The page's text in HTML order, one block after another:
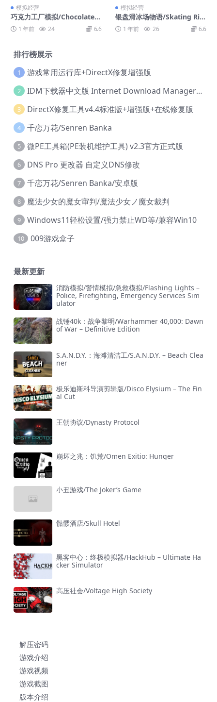
模拟经营
巧克力工厂模拟/Chocolate F
actory Simulator
1 年前 24 6.6
模拟经营
银盘滑冰场物语/Skating Rin
k Story
1 年前 26 6.6
排行榜展示
1 游戏常用运行库+DirectX修复增强版
2 IDM下载器中文版 Internet Download Manager v6.42.36 IDM
3 DirectX修复工具v4.4标准版+增强版+在线修复版
4 千恋万花/Senren Banka
5 微PE工具箱(PE装机维护工具) v2.3官方正式版
6 DNS Pro 更改器 自定义DNS修改
7 千恋万花/Senren Banka/安卓版
8 魔法少女的魔女审判/魔法少女ノ魔女裁判
9 Windows11轻松设置/强力禁止WD等/兼容Win10
10 009游戏盒子
最新更新
消防模拟/警情模拟/急救模拟/Flashing Lights –
Police, Firefighting, Emergency Services Sim
ulator
战锤40k：战争黎明/Warhammer 40,000: Dawn
of War – Definitive Edition
S.A.N.D.Y.：海滩清洁工/S.A.N.D.Y. – Beach Clea
ner
极乐迪斯科导演剪辑版/Disco Elysium – The Fin
al Cut
王朝协议/Dynasty Protocol
崩坏之兆：饥荒/Omen Exitio: Hunger
小丑游戏/The Joker’s Game
骷髅酒店/Skull Hotel
黑客中心：终极模拟器/HackHub – Ultimate Ha
cker Simulator
高压社会/Voltage High Society
解压密码
游戏介绍
游戏视频
游戏截图
版本介绍